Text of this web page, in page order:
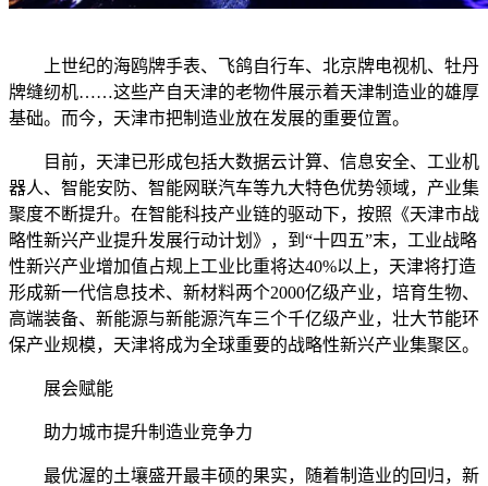
上世纪的海鸥牌手表、飞鸽自行车、北京牌电视机、牡丹
牌缝纫机……这些产自天津的老物件展示着天津制造业的雄厚
基础。而今，天津市把制造业放在发展的重要位置。
目前，天津已形成包括大数据云计算、信息安全、工业机
器人、智能安防、智能网联汽车等九大特色优势领域，产业集
聚度不断提升。在智能科技产业链的驱动下，按照《天津市战
略性新兴产业提升发展行动计划》，到“十四五”末，工业战略
性新兴产业增加值占规上工业比重将达40%以上，天津将打造
形成新一代信息技术、新材料两个2000亿级产业，培育生物、
高端装备、新能源与新能源汽车三个千亿级产业，壮大节能环
保产业规模，天津将成为全球重要的战略性新兴产业集聚区。
展会赋能
助力城市提升制造业竞争力
最优渥的土壤盛开最丰硕的果实，随着制造业的回归，新